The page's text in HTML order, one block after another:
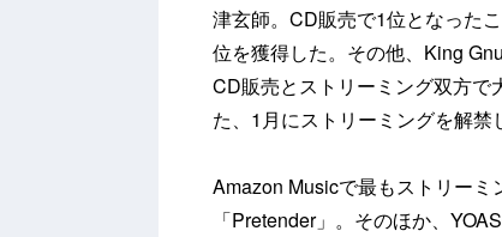
津玄師。CD販売で1位となった
位を獲得した。その他、King
CD販売とストリーミング双方で
た、1月にストリーミングを解禁
Amazon Musicで最もストリー
「Pretender」。そのほか、